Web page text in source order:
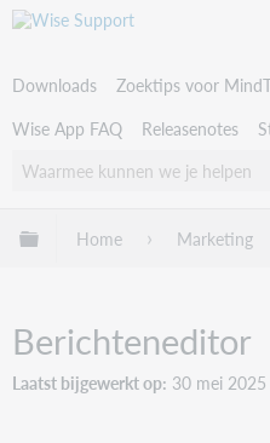
Downloads Zoektips voor
Wise App FAQ
Releasenotes
Uitklappen/inklappen
Home Marketing
Berichteneditor
Laatst bijgewerkt op 30 mei 2025